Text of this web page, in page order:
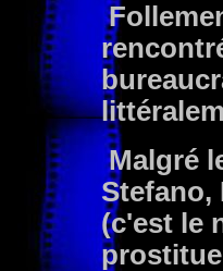
Malgré
Stefano,
(c'est le